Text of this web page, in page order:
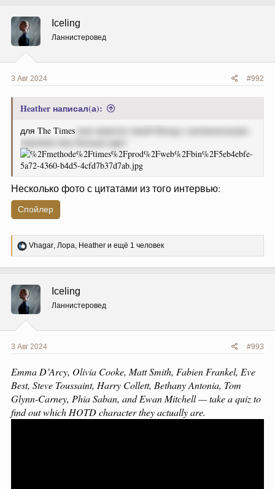
ц
и
и
:
Iceling
Ланнистеровед
3 Авг 2024 #992
Heather написал(а):
для The Times мне кажется такой блонд с затемненными
корнями ему больше идет
Несколько фото с цитатами из того интервью:
Спойлер
Р
е
ц
и
и
:
Vhagar, Лора, Heather и ещё 1 человек
Iceling
Ланнистеровед
3 Авг 2024 #993
Emma D’Arcy, Olivia Cooke, Matt Smith, Fabien Frankel, Eve
Best, Steve Toussaint, Harry Collett, Bethany Antonia, Tom
Glynn-Carney, Phia Saban, and Ewan Mitchell — take a quiz to
find out which HOTD character they actually are.